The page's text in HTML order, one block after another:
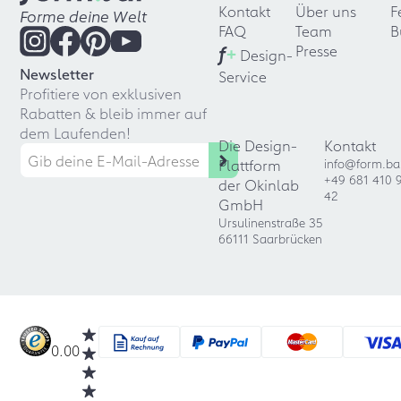
Forme deine Welt
Newsletter
Profitiere von exklusiven
Rabatten & bleib immer auf
dem Laufenden!
Kontakt
FAQ
f+ Design-
Service
Über uns
Team
Presse
Die Design-
Plattform
der Okinlab
GmbH
Ursulinenstraße 35
66111 Saarbrücken
Kontakt
+49 681 410
42
0.00